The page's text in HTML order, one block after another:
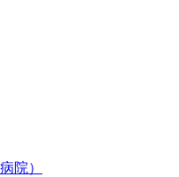
院）